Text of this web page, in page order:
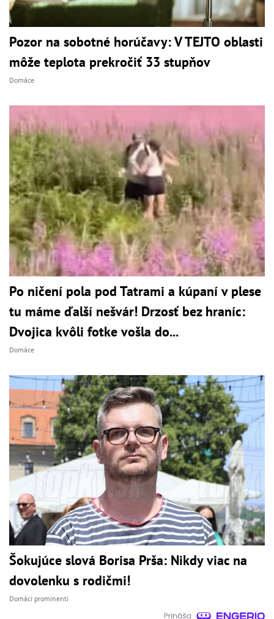
Pozor na sobotné horúčavy: V TEJTO oblasti
môže teplota prekročiť 33 stupňov
Domáce
Po ničení pola pod Tatrami a kúpaní v plese
tu máme ďalší nešvár! Drzosť bez hraníc:
Dvojica kvôli fotke vošla do...
Domáce
Šokujúce slová Borisa Prša: Nikdy viac na
dovolenku s rodičmi!
Domáci prominenti